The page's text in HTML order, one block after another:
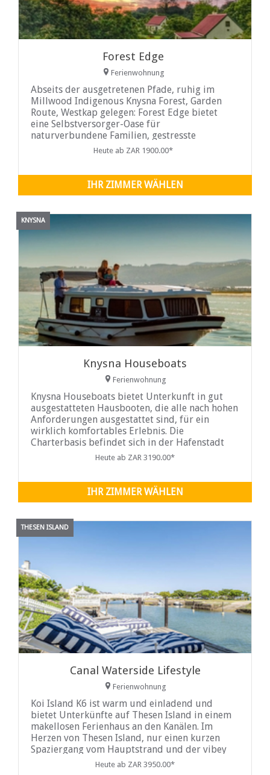
Forest Edge
Ferienwohnung
Abseits der ausgetretenen Pfade, ruhig im
Millwood Indigenous Knysna Forest, Garden
Route, Westkap gelegen: Forest Edge bietet
eine Selbstversorger-Oase für
naturverbundene Familien, gestresste
Großstädter, Abenteurer und
Heute ab ZAR 1900.00*
IHR ZIMMER WÄHLEN
KNYSNA
Knysna Houseboats
Ferienwohnung
Knysna Houseboats bietet Unterkunft in gut
ausgestatteten Hausbooten, die alle nach hohen
Anforderungen ausgestattet sind, für ein
wirklich komfortables Erlebnis. Die
Charterbasis befindet sich in der Hafenstadt
Thesen Islands in Knysna. Die Uferpromenade,
Heute ab ZAR 3190.00*
IHR ZIMMER WÄHLEN
THESEN ISLAND
Canal Waterside Lifestyle
Ferienwohnung
Koi Island K6 ist warm und einladend und
bietet Unterkünfte auf Thesen Island in einem
makellosen Ferienhaus an den Kanälen. Im
Herzen von Thesen Island, nur einen kurzen
Spaziergang vom Hauptstrand und der vibey
Harbour Town entfernt, bietet dieses Haus
Heute ab ZAR 3950.00*